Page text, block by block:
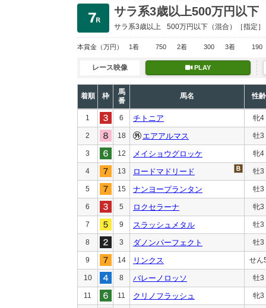
サラ系3歳以上500万円以下
サラ系3歳以上 500万円以下 （混合）［指定］
本賞金 （万円） 1着 750 2着 300 3着 190
レース映像 PLAY
着順 枠
馬
番
馬名 性齢
1 6 チトニア 牝4
2 18 エアアルマス 牡3
3 12 メイショウグロッケ 牝4
4 13 ロードマドリード 牡3
5 15 ナンヨープランタン 牡3
6 5 ロクセラーナ 牝3
7 9 スラッシュメタル 牡3
8 3 ダノンパーフェクト 牡3
9 14 リンクス せん
10 8 バレーノロッソ 牡3
11 11 クリノフラッシュ 牝3